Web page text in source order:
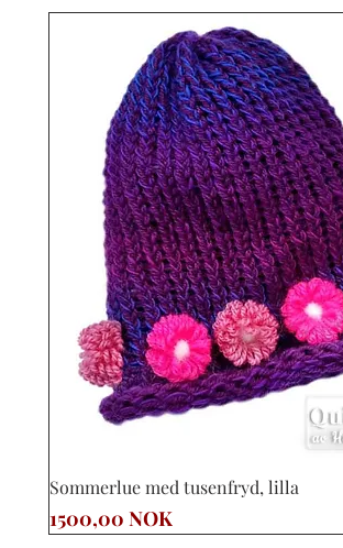
Vista rápida
Sommerlue med tusenfryd, lilla
Precio
1500,00 NOK